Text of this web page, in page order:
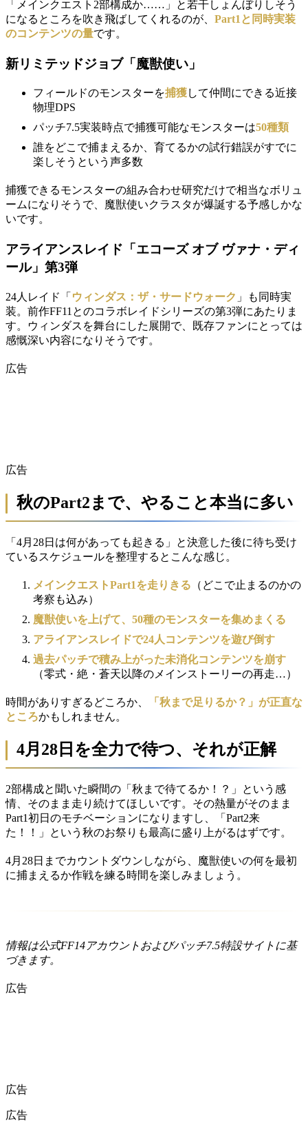
「メインクエスト2部構成か……」と若干しょんぼりしそう
になるところを吹き飛ばしてくれるのが、 Part1と同時実装
のコンテンツの量です。
新リミテッドジョブ「魔獣使い」
フィールドのモンスターを捕獲して仲間にできる近接
物理DPS
パッチ7.5実装時点で捕獲可能なモンスターは50種類
誰をどこで捕まえるか、育てるかの試行錯誤がすでに
楽しそうという声多数
捕獲できるモンスターの組み合わせ研究だけで相当なボリュ
ームになりそうで、魔獣使いクラスタが爆誕する予感しかな
いです。
アライアンスレイド「エコーズ オブ ヴァナ・ディ
ール」第3弾
24人レイド「 ウィンダス：ザ・サードウォーク 」も同時実
装。前作FF11とのコラボレイドシリーズの第3弾にあたりま
す。ウィンダスを舞台にした展開で、既存ファンにとっては
感慨深い内容になりそうです。
広告
広告
秋のPart2まで、やること本当に多い
「4月28日は何があっても起きる」と決意した後に待ち受け
ているスケジュールを整理するとこんな感じ。
メインクエストPart1を走りきる （どこで止まるのかの
考察も込み）
魔獣使いを上げて、50種のモンスターを集めまくる
アライアンスレイドで24人コンテンツを遊び倒す
過去パッチで積み上がった未消化コンテンツを崩す
（零式・絶・蒼天以降のメインストーリーの再走…）
時間がありすぎるどころか、
「秋まで足りるか？」が正直な
ところかもしれません。
4月28日を全力で待つ、それが正解
2部構成と聞いた瞬間の「秋まで待てるか！？」という感
情、そのまま走り続けてほしいです。その熱量がそのまま
Part1初日のモチベーションになりますし、「Part2来
た！！」という秋のお祭りも最高に盛り上がるはずです。
4月28日までカウントダウンしながら、魔獣使いの何を最初
に捕まえるか作戦を練る時間を楽しみましょう。
情報は公式FF14アカウントおよびパッチ7.5特設サイトに基
づきます。
広告
広告
広告